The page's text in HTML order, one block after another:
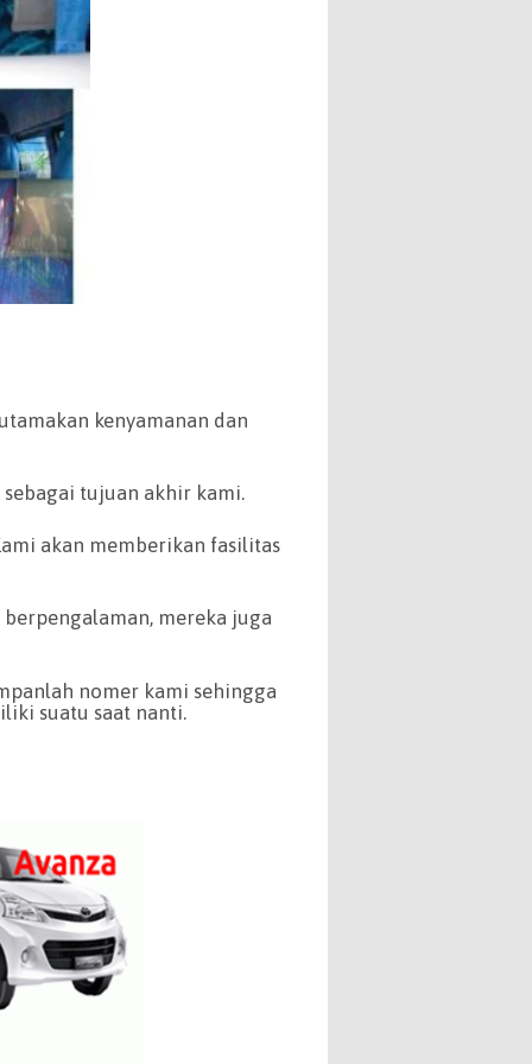
kenyamanan dan
tujuan akhir kami.
akan memberikan fasilitas
mereka juga
nomer kami sehingga
suatu saat nanti.